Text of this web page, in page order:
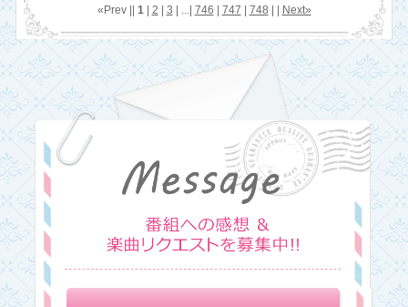
«Prev || 1| 2 3 | ...| 746 747 748 Next»